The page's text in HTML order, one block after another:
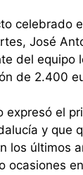
celebrado
José
del equipo
de 2.400
expresó el
y que
los últimos
ocasiones